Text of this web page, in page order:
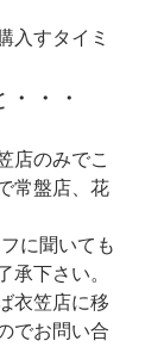
入すタイミ
・・
店のみでこ
常盤店、花
に聞いても
承下さい。
笠店に移
でお問い合